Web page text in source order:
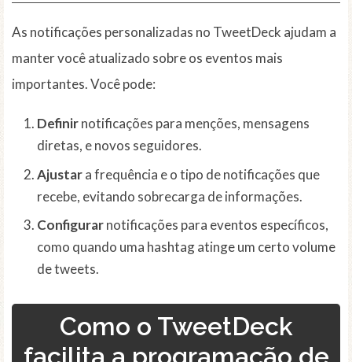
As notificações personalizadas no TweetDeck ajudam a
manter você atualizado sobre os eventos mais
importantes. Você pode:
Definirnotificações para menções, mensagens
diretas, e novos seguidores.
Ajustara frequência e o tipo de notificações que
recebe, evitando sobrecarga de informações.
Configurarnotificações para eventos específicos,
como quando uma hashtag atinge um certo volume
de tweets.
Como o TweetDeck